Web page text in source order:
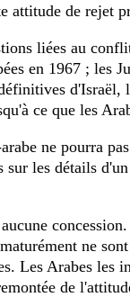
attitude de rejet
liées au
en 1967 ; les
d'Israël,
ce que les
ne pourra
sur les détails
ne
Les Arabes les
de